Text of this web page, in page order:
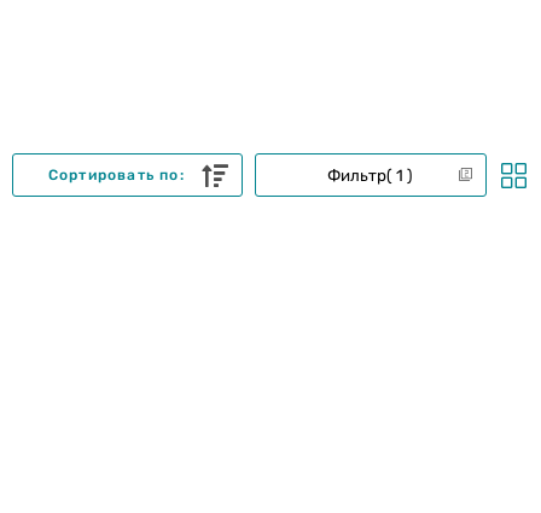
Фильтр 1
Сортировать по: